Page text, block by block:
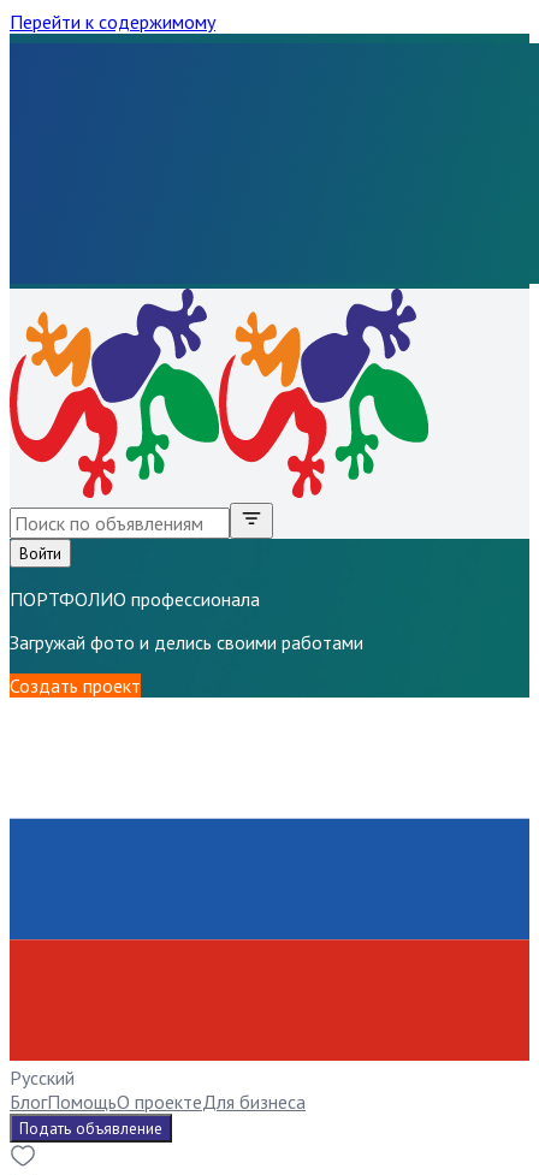
Перейти к содержимому
Войти
ПОРТФОЛИО профессионала
Загружай фото и делись своими работами
Создать проект
Русский
БлогПомощьО проектеДля бизнеса
Подать объявление